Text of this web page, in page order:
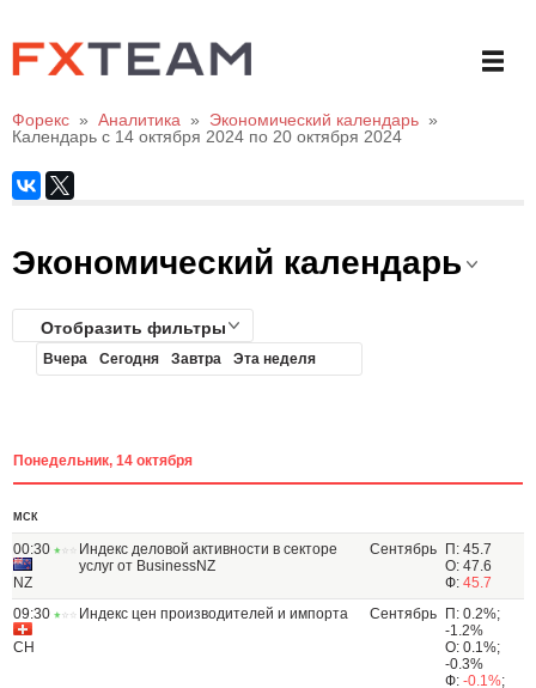
Форекс » Аналитика » Экономический календарь »
Календарь с 14 октября 2024 по 20 октября 2024
Экономический календарь
Отобразить фильтры
Вчера Сегодня Завтра Эта неделя
Понедельник, 14 октября
МСК
00:30
NZ
Индекс деловой активности в секторе
услуг от BusinessNZ
Сентябрь
П: 45.7
О: 47.6
Ф: 45.7
09:30
CH
Индекс цен производителей и импорта Сентябрь
П: 0.2%;
-1.2%
О: 0.1%;
-0.3%
Ф: -0.1%;